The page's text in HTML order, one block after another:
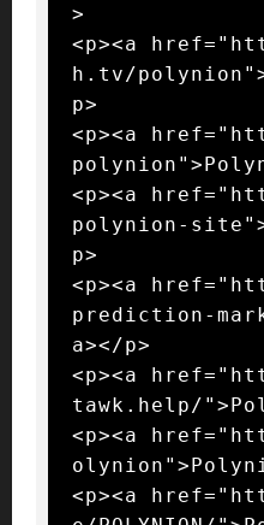
>
<p><a
h.tv/
p>
<p><a
<p><a
polynion-
p>
<p><a
prediction-
a></p>
<p><a
tawk.help/
<p><a
<p><a